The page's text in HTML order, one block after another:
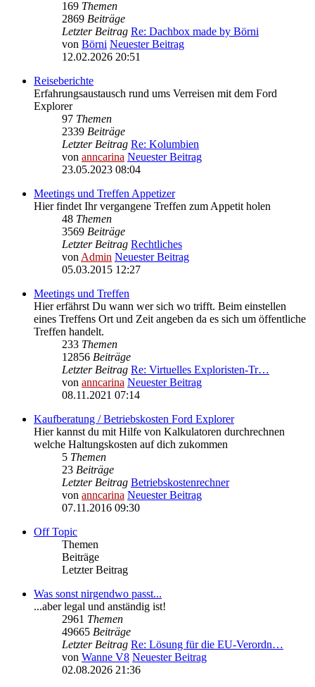
169 Themen
2869 Beiträge
Letzter Beitrag Re: Dachbox made by Börni
von Börni Neuester Beitrag
12.02.2026 20:51
Reiseberichte
Erfahrungsaustausch rund ums Verreisen mit dem Ford
Explorer
97 Themen
2339 Beiträge
Letzter Beitrag Re: Kolumbien
von anncarina Neuester Beitrag
23.05.2023 08:04
Meetings und Treffen Appetizer
Hier findet Ihr vergangene Treffen zum Appetit holen
48 Themen
3569 Beiträge
Letzter Beitrag Rechtliches
vonAdmin Neuester Beitrag
05.03.2015 12:27
Meetings und Treffen
Hier erfährst Du wann wer sich wo trifft. Beim einstellen
eines Treffens Ort und Zeit angeben da es sich um öffentliche
Treffen handelt.
233 Themen
12856 Beiträge
Letzter Beitrag Re: Virtuelles Exploristen-Tr…
von anncarina Neuester Beitrag
08.11.2021 07:14
Kaufberatung / Betriebskosten Ford Explorer
Hier kannst du mit Hilfe von Kalkulatoren durchrechnen
welche Haltungskosten auf dich zukommen
5 Themen
23 Beiträge
Letzter Beitrag Betriebskostenrechner
von anncarina Neuester Beitrag
07.11.2016 09:30
Off Topic
Themen
Beiträge
Letzter Beitrag
Was sonst nirgendwo passt...
...aber legal und anständig ist!
2961 Themen
49665 Beiträge
Letzter Beitrag Re: Lösung für die EU‑Verordn…
von Wanne V8 Neuester Beitrag
02.08.2026 21:36